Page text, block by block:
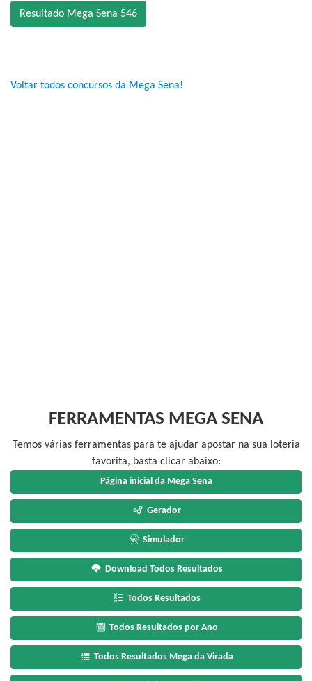
Resultado Mega Sena 546
Voltar todos concursos da Mega Sena!
FERRAMENTAS MEGA SENA
Temos várias ferramentas para te ajudar apostar na sua loteria
favorita, basta clicar abaixo:
Página inicial da Mega Sena
Gerador
Simulador
Download Todos Resultados
Todos Resultados
Todos Resultados por Ano
Todos Resultados Mega da Virada